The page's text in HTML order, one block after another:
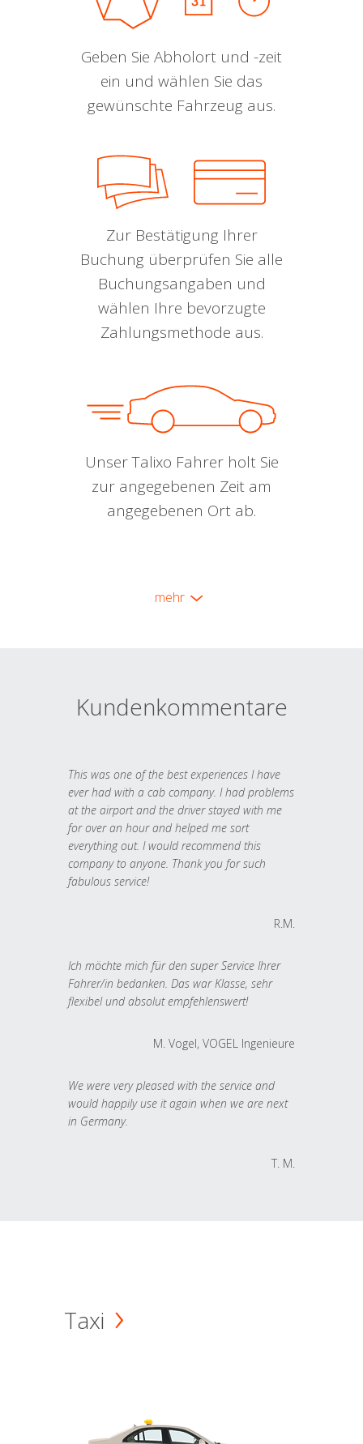
Geben Sie Abholort und -zeit
ein und wählen Sie das
gewünschte Fahrzeug aus.
Zur Bestätigung Ihrer
Buchung überprüfen Sie alle
Buchungsangaben und
wählen Ihre bevorzugte
Zahlungsmethode aus.
Unser Talixo Fahrer holt Sie
zur angegebenen Zeit am
angegebenen Ort ab.
mehr
Kundenkommentare
This was one of the best experiences I have
ever had with a cab company. I had problems
at the airport and the driver stayed with me
for over an hour and helped me sort
everything out. I would recommend this
company to anyone. Thank you for such
fabulous service!
R.M.
Ich möchte mich für den super Service Ihrer
Fahrer/in bedanken. Das war Klasse, sehr
flexibel und absolut empfehlenswert!
M. Vogel, VOGEL Ingenieure
We were very pleased with the service and
would happily use it again when we are next
in Germany.
T. M.
Taxi